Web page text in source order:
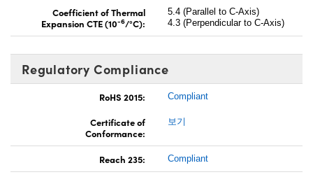
Coefficient of Thermal
Expansion CTE (10-6/°C):
5.4 (Parallel to C-Axis)
4.3 (Perpendicular to C-Axis)
Regulatory Compliance
RoHS 2015: Compliant
Certificate of
Conformance:
보기
Reach 235: Compliant